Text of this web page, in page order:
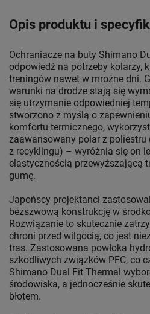
Opis produktu i
Ochraniacze na buty Shimano
odpowiedź na potrzeby kolarzy,
treningów nawet w mroźne dni.
warunki na drodze stają się
się utrzymanie odpowiedniej
stworzono z myślą o
komfortu termicznego,
zaawansowany polar z poliestru
z recyklingu) – wyróżnia się on
elastycznością przewyższającą
gumę.
Japońscy projektanci
bezszwową konstrukcję w
Rozwiązanie to skutecznie
chroni przed wilgocią, co jest
tras. Zastosowana powłoka
szkodliwych związków PFC, co
Shimano Dual Fit Thermal
środowiska, a jednocześnie
błotem.